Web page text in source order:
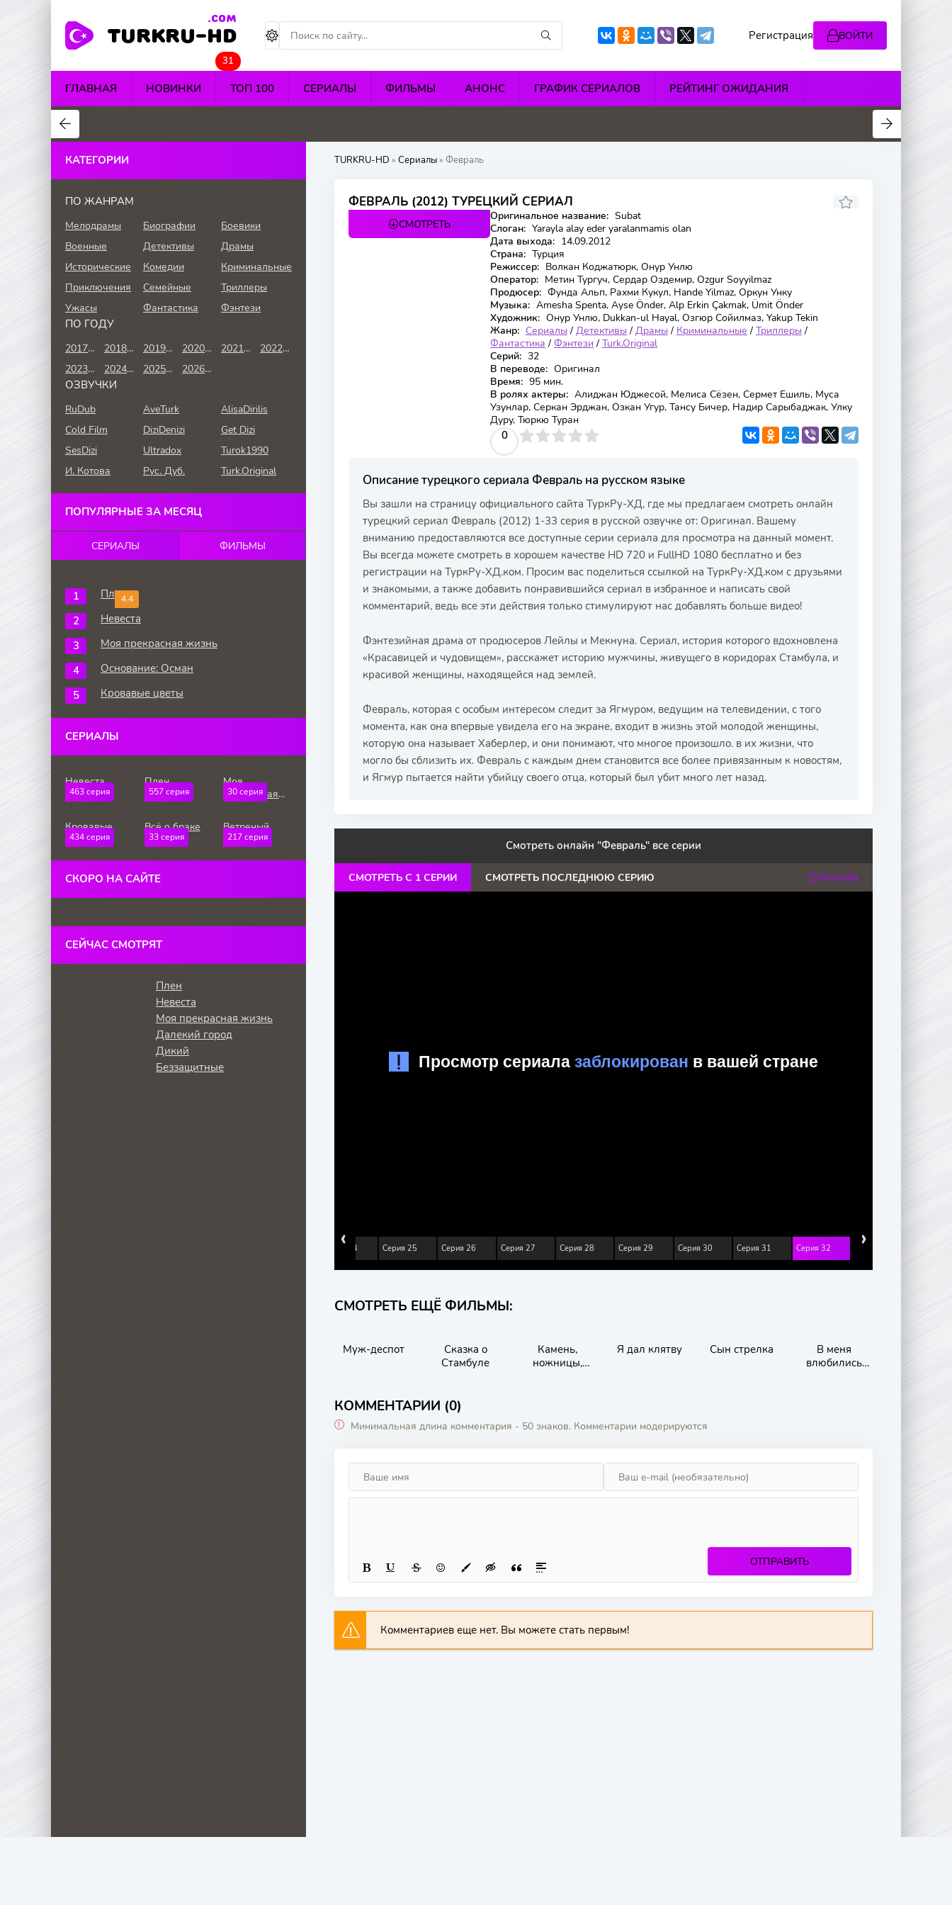
TURKRU-HD
.COM
Регистрация ВОЙТИ
ГЛАВНАЯ НОВИНКИ
31
ТОП 100 СЕРИАЛЫ ФИЛЬМЫ АНОНС ГРАФИК СЕРИАЛОВ РЕЙТИНГ ОЖИДАНИЯ
4.4
TURKRU-HD » Сериалы» Февраль
ФЕВРАЛЬ (2012) ТУРЕЦКИЙ СЕРИАЛ
7.9
СМОТРЕТЬ
Оригинальное название: Subat
Слоган: Yarayla alay eder yaralanmamis olan
Дата выхода: 14.09.2012
Страна: Турция
Режиссер: Волкан Коджатюрк, Онур Унлю
Оператор: Метин Тургуч, Сердар Оздемир, Ozgur Soyyilmaz
Продюсер: Фунда Альп, Рахми Кукул, Hande Yilmaz, Оркун Унку
Музыка: Amesha Spenta, Ayse Önder, Alp Erkin Çakmak, Ümit Önder
Художник: Онур Унлю, Dukkan-ul Hayal, Озгюр Сойилмаз, Yakup Tekin
Жанр: Сериалы / Детективы / Драмы / Криминальные / Триллеры /
Фантастика / Фэнтези / Turk.Original
Серий: 32
В переводе: Оригинал
Время: 95 мин.
В ролях актеры: Алиджан Юджесой, Мелиса Сёзен, Сермет Ешиль, Муса
Узунлар, Серкан Эрджан, Озкан Угур, Тансу Бичер, Надир Сарыбаджак, Улку
Дуру, Тюркю Туран
0
4 5
Описание турецкого сериала Февраль на русском языке
Вы зашли на страницу официального сайта ТуркРу-ХД, где мы предлагаем смотреть онлайн
турецкий сериал Февраль (2012) 1-33 серия в русской озвучке от: Оригинал. Вашему
вниманию предоставляются все доступные серии сериала для просмотра на данный момент.
Вы всегда можете смотреть в хорошем качестве HD 720 и FullHD 1080 бесплатно и без
регистрации на ТуркРу-ХД.ком. Просим вас поделиться ссылкой на ТуркРу-ХД.ком с друзьями
и знакомыми, а также добавить понравившийся сериал в избранное и написать свой
комментарий, ведь все эти действия только стимулируют нас добавлять больше видео!
Фэнтезийная драма от продюсеров Лейлы и Мекнуна. Сериал, история которого вдохновлена ​​
«Красавицей и чудовищем», расскажет историю мужчины, живущего в коридорах Стамбула, и
красивой женщины, находящейся над землей.
Февраль, которая с особым интересом следит за Ягмуром, ведущим на телевидении, с того
момента, как она впервые увидела его на экране, входит в жизнь этой молодой женщины,
которую она называет Хаберлер, и они понимают, что многое произошло. в их жизни, что
могло бы сблизить их. Февраль с каждым днем ​​становится все более привязанным к новостям,
и Ягмур пытается найти убийцу своего отца, который был убит много лет назад.
Смотреть онлайн "Февраль" все серии
СМОТРЕТЬ С 1 СЕРИИ СМОТРЕТЬ ПОСЛЕДНЮЮ СЕРИЮ Жалоба
‹
Серия 24 Серия 25 Серия 26 Серия 27 Серия 28 Серия 29 Серия 30 Серия 31 Серия 32 ›
СМОТРЕТЬ ЕЩЁ ФИЛЬМЫ:
Муж-деспот
Сказка о
Стамбуле
Камень,
ножницы,
Я дал клятву Сын стрелка
В меня
влюбились
КОММЕНТАРИИ (0)
Минимальная длина комментария - 50 знаков. Комментарии модерируются
ОТПРАВИТЬ
Комментариев еще нет. Вы можете стать первым!
КАТЕГОРИИ
ПО ЖАНРАМ
Мелодрамы Биографии
Боевики
Военные
Детективы
Драмы
Исторические
Комедии
Криминальные
Приключения
Семейные
Триллеры
Ужасы
Фантастика Фэнтези
ПО ГОДУ
2017 год 2018 год 2019 год 2020 год 2021 год
2022 год
2023 год
2024 год 2025 год 2026 год
ОЗВУЧКИ
RuDub AveTurk
AlisaDirilis
Cold Film
DiziDenizi
Get Dizi
SesDizi
Ultradox
Turok1990
И. Котова
Рус. Дуб. Turk.Original
ПОПУЛЯРНЫЕ ЗА МЕСЯЦ
СЕРИАЛЫ ФИЛЬМЫ
4.4
Плен
Невеста
Моя прекрасная жизнь
Основание: Осман
Кровавые цветы
СЕРИАЛЫ
463 серия
Невеста
557 серия
Плен
30 серия
Моя
прекрасная
434 серия
Кровавые
цветы
33 серия
Всё о браке
217 серия
Ветреный
холм
СКОРО НА САЙТЕ
СЕЙЧАС СМОТРЯТ
Плен
Невеста
Моя прекрасная жизнь
Далекий город
Дикий
Беззащитные